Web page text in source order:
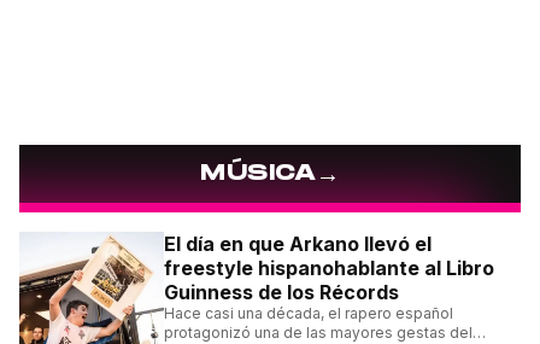
MÚSICA→
El día en que Arkano llevó el
freestyle hispanohablante al Libro
Guinness de los Récords
Hace casi una década, el rapero español
protagonizó una de las mayores gestas del